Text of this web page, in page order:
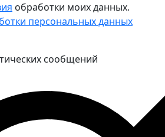
обработки моих данных.
персональных данных
сообщений